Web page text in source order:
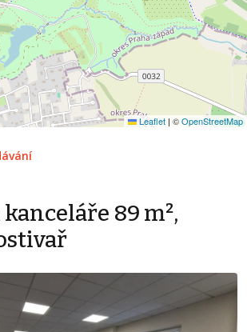
Leaflet | ©OpenStreetMap
89 m²,